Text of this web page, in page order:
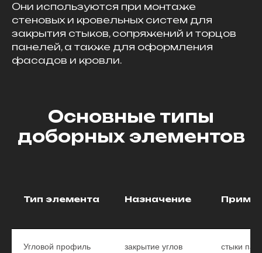
Они используются при монтаже
стеновых и кровельных систем для
закрытия стыков, сопряжений и торцов
панелей, а также для оформления
фасадов и кровли.
Основные типы
доборных элементов
Тип элемента Назначение
Угловой профиль
закрытие углов
стыки